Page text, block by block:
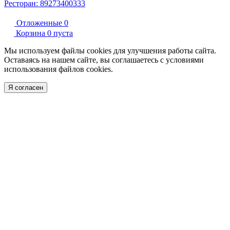
Ресторан: 89273400333
Отложенные 0
Корзина 0 пуста
Мы используем файлы cookies для улучшения работы сайта.
Оставаясь на нашем сайте, вы соглашаетесь с условиями
использования файлов cookies.
Я согласен